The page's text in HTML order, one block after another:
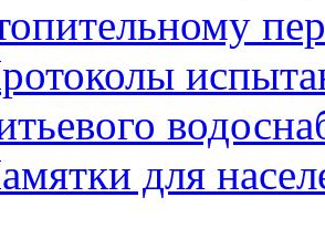
для